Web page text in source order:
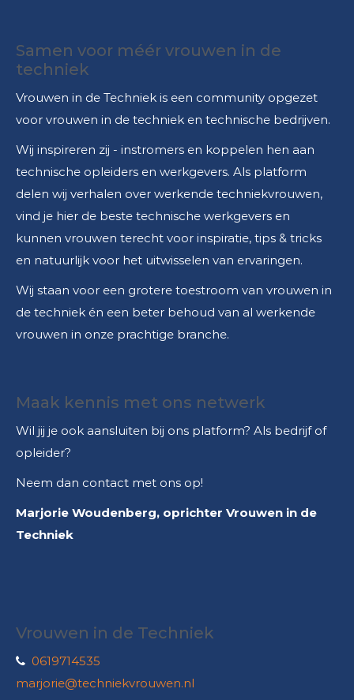
Samen voor méér vrouwen in de
techniek
Vrouwen in de Techniek is een community opgezet
voor vrouwen in de techniek en technische bedrijven.
Wij inspireren zij - instromers en koppelen hen aan
technische opleiders en werkgevers. Als platform
delen wij verhalen over werkende techniekvrouwen,
vind je hier de beste technische werkgevers en
kunnen vrouwen terecht voor inspiratie, tips & tricks
en natuurlijk voor het uitwisselen van ervaringen.
Wij staan voor een grotere toestroom van vrouwen in
de techniek én een beter behoud van al werkende
vrouwen in onze prachtige branche.
Maak kennis met ons netwerk
Wil jij je ook aansluiten bij ons platform? Als bedrijf of
opleider?
Neem dan contact met ons op!
Marjorie Woudenberg, oprichter Vrouwen in de
Techniek
Vrouwen in de Techniek
0619714535
marjorie@techniekvrouwen.nl